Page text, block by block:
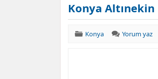
Konya
Konya Yorum yaz